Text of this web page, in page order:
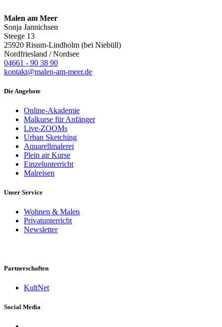
Malen am Meer
Sonja Jannichsen
Steege 13
25920 Risum-Lindholm (bei Niebüll)
Nordfriesland / Nordsee
04661 - 90 38 90
kontakt@malen-am-meer.de
Die Angebote
Online-Akademie
Malkurse für Anfänger
Live-ZOOMs
Urban Sketching
Aquarellmalerei
Plein air Kurse
Einzelunterricht
Malreisen
Unser Service
Wohnen & Malen
Privatunterricht
Newsletter
Partnerschaften
KultNet
Social Media